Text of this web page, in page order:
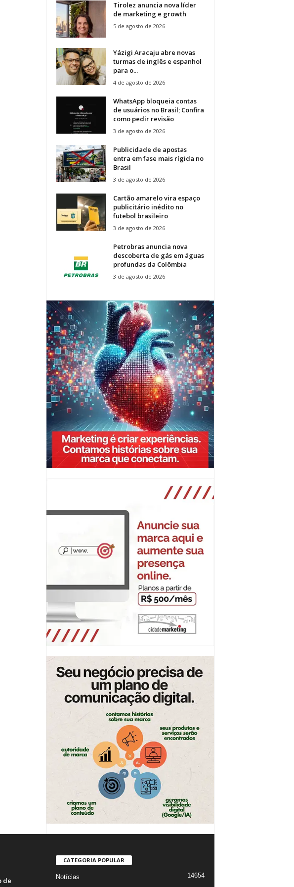
Tirolez anuncia nova líder
de marketing e growth
5 de agosto de 2026
Yázigi Aracaju abre novas
turmas de inglês e espanhol
para o...
4 de agosto de 2026
WhatsApp bloqueia contas
de usuários no Brasil; Confira
como pedir revisão
3 de agosto de 2026
Publicidade de apostas
entra em fase mais rígida no
Brasil
3 de agosto de 2026
Cartão amarelo vira espaço
publicitário inédito no
futebol brasileiro
3 de agosto de 2026
Petrobras anuncia nova
descoberta de gás em águas
profundas da Colômbia
3 de agosto de 2026
de
CATEGORIA POPULAR
Notícias
14654